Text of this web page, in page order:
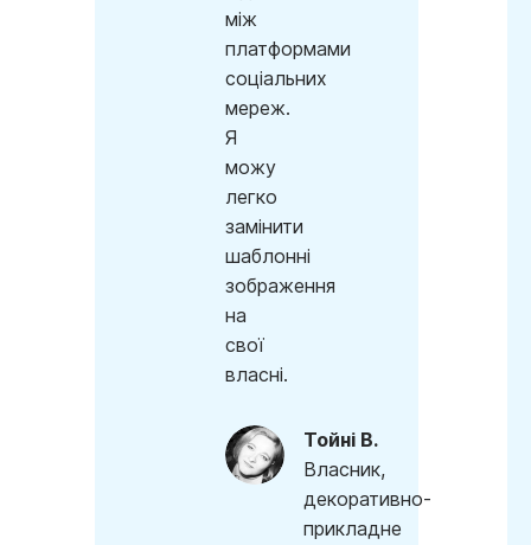
між
платформами
соціальних
мереж.
Я
можу
легко
замінити
шаблонні
зображення
на
свої
власні.
Тойні В.
Власник,
декоративно-
прикладне